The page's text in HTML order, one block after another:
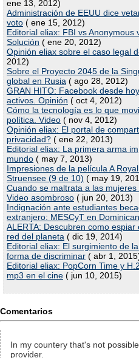
ene 13, 2012)
Administración de EEUU dice
voto ( ene 15, 2012)
Editorial eliax: FBI vs Anonymous
Solución ( ene 20, 2012)
Opinión eliax sobre el caso legal
2012)
Sobre el Proyecto 2045 de la
global en Rusia ( ago 28, 2012)
GRAN HITO: Facebook desde
activos. Opinión ( oct 4, 2012)
Cómo la tecnología es lo que
política. Video ( nov 4, 2012)
Opinión eliax: El portal de
privacidad? ( ene 22, 2013)
Editorial eliax: La primera arma
mundo ( may 7, 2013)
Impresiones de la película A
Struensee (9 de 10) ( may 19,
Cuando se maltrata a las mujeres
Video asombroso ( jun 20, 2013)
Indignación ante estudiantes
extranjero: MESCyT en
ALERTA: Descubren como
red del planeta ( dic 19, 2014)
Editorial eliax: El surgimiento de
forma de discriminar ( abr 1,
Editorial eliax: PopCorn Time y
mp3 en el cine ( jun 10, 2015)
Comentarios
In my countery that's not
provider.